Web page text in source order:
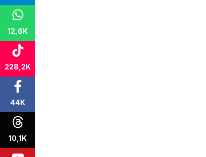
12,6K
228,2K
44K
10,1K